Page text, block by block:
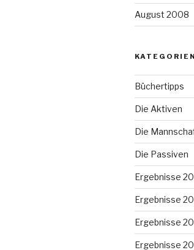
August 2008
KATEGORIEN
Büchertipps
Die Aktiven
Die
Die Passiven
Ergebnisse
Ergebnisse
Ergebnisse
Ergebnisse